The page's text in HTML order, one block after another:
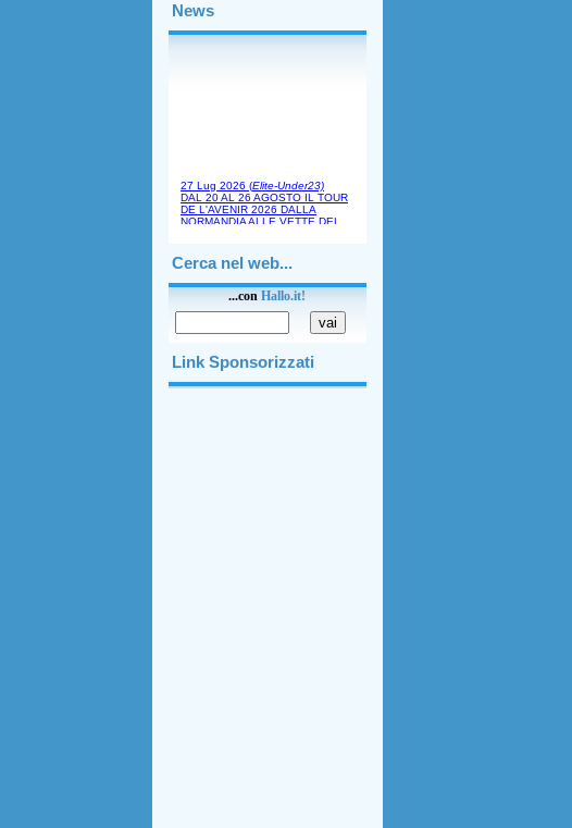
News
Cerca nel web...
...con Hallo.it!
Link Sponsorizzati